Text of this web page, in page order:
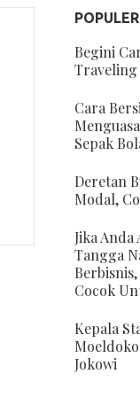
POPULER
Begini
Traveling
Cara
Sepak
Deretan
Modal,
Jika
Tangga
Cocok
Kepala
Jokowi